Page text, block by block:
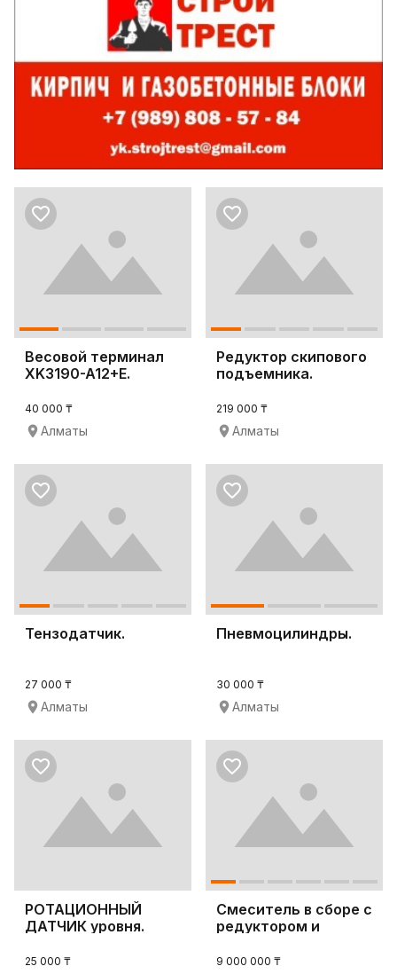
Весовой терминал
XK3190-A12+E.
40 000 ₸
Алматы
Редуктор скипового
подъемника.
219 000 ₸
Алматы
Тензодатчик.
27 000 ₸
Алматы
Пневмоцилиндры.
30 000 ₸
Алматы
РОТАЦИОННЫЙ
ДАТЧИК уровня.
25 000 ₸
Смеситель в сборе с
редуктором и
9 000 000 ₸